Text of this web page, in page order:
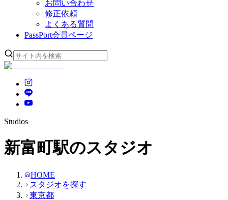
お問い合わせ
修正依頼
よくある質問
PassPort会員ページ
Studios
新富町駅のスタジオ
HOME
スタジオを探す
東京都